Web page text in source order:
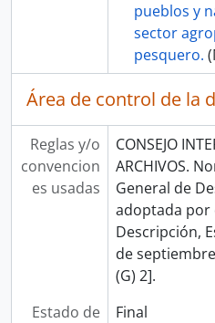
pueblos y
sector
pesquero.
Área de control de la
Reglas y/o
convencion
es usadas
CONSEJO
ARCHIVOS.
General de
adoptada por
Descripción,
de
(G) 2].
Estado de
Final